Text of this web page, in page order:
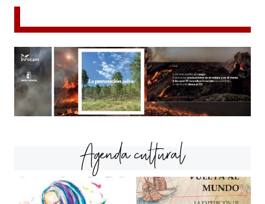
Agenda cultural